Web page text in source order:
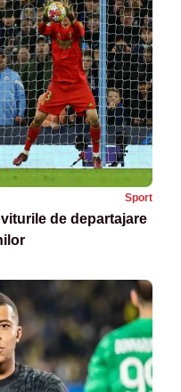
Sport
de departajare